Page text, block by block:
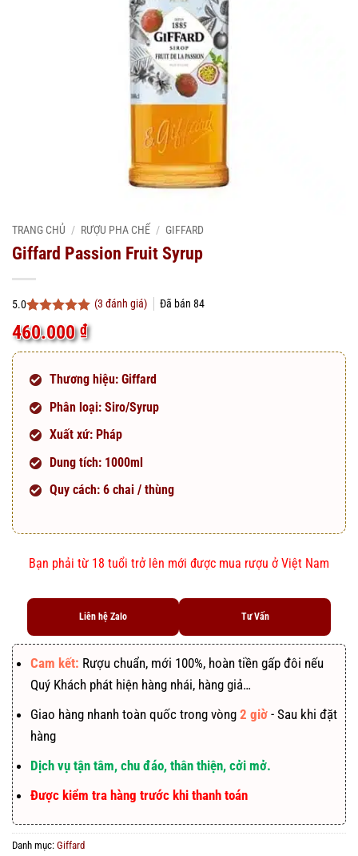
TRANG CHỦ / RƯỢU PHA CHẾ / GIFFARD
Giffard Passion Fruit Syrup
5.0
5.0 trên 5
dựa trên
3
đánh giá
(3 đánh giá) Đã bán 84
460.000₫
Thương hiệu: Giffard
Phân loại: Siro/Syrup
Xuất xứ: Pháp
Dung tích: 1000ml
Quy cách: 6 chai / thùng
Bạn phải từ 18 tuổi trở lên mới được mua rượu ở Việt Nam
Liên hệ Zalo Tư Vấn
Cam kết: Rượu chuẩn, mới 100%, hoàn tiền gấp đôi nếu
Quý Khách phát hiện hàng nhái, hàng giả…
Giao hàng nhanh toàn quốc trong vòng2 giờ - Sau khi đặt
hàng
Dịch vụ tận tâm, chu đáo, thân thiện, cởi mở.
Được kiểm tra hàng trước khi thanh toán
Danh mục: Giffard